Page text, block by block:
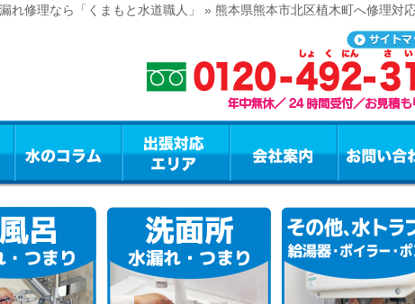
れ修理なら「くまもと水道職人」 » 熊本県熊本市北区植木町へ修理対